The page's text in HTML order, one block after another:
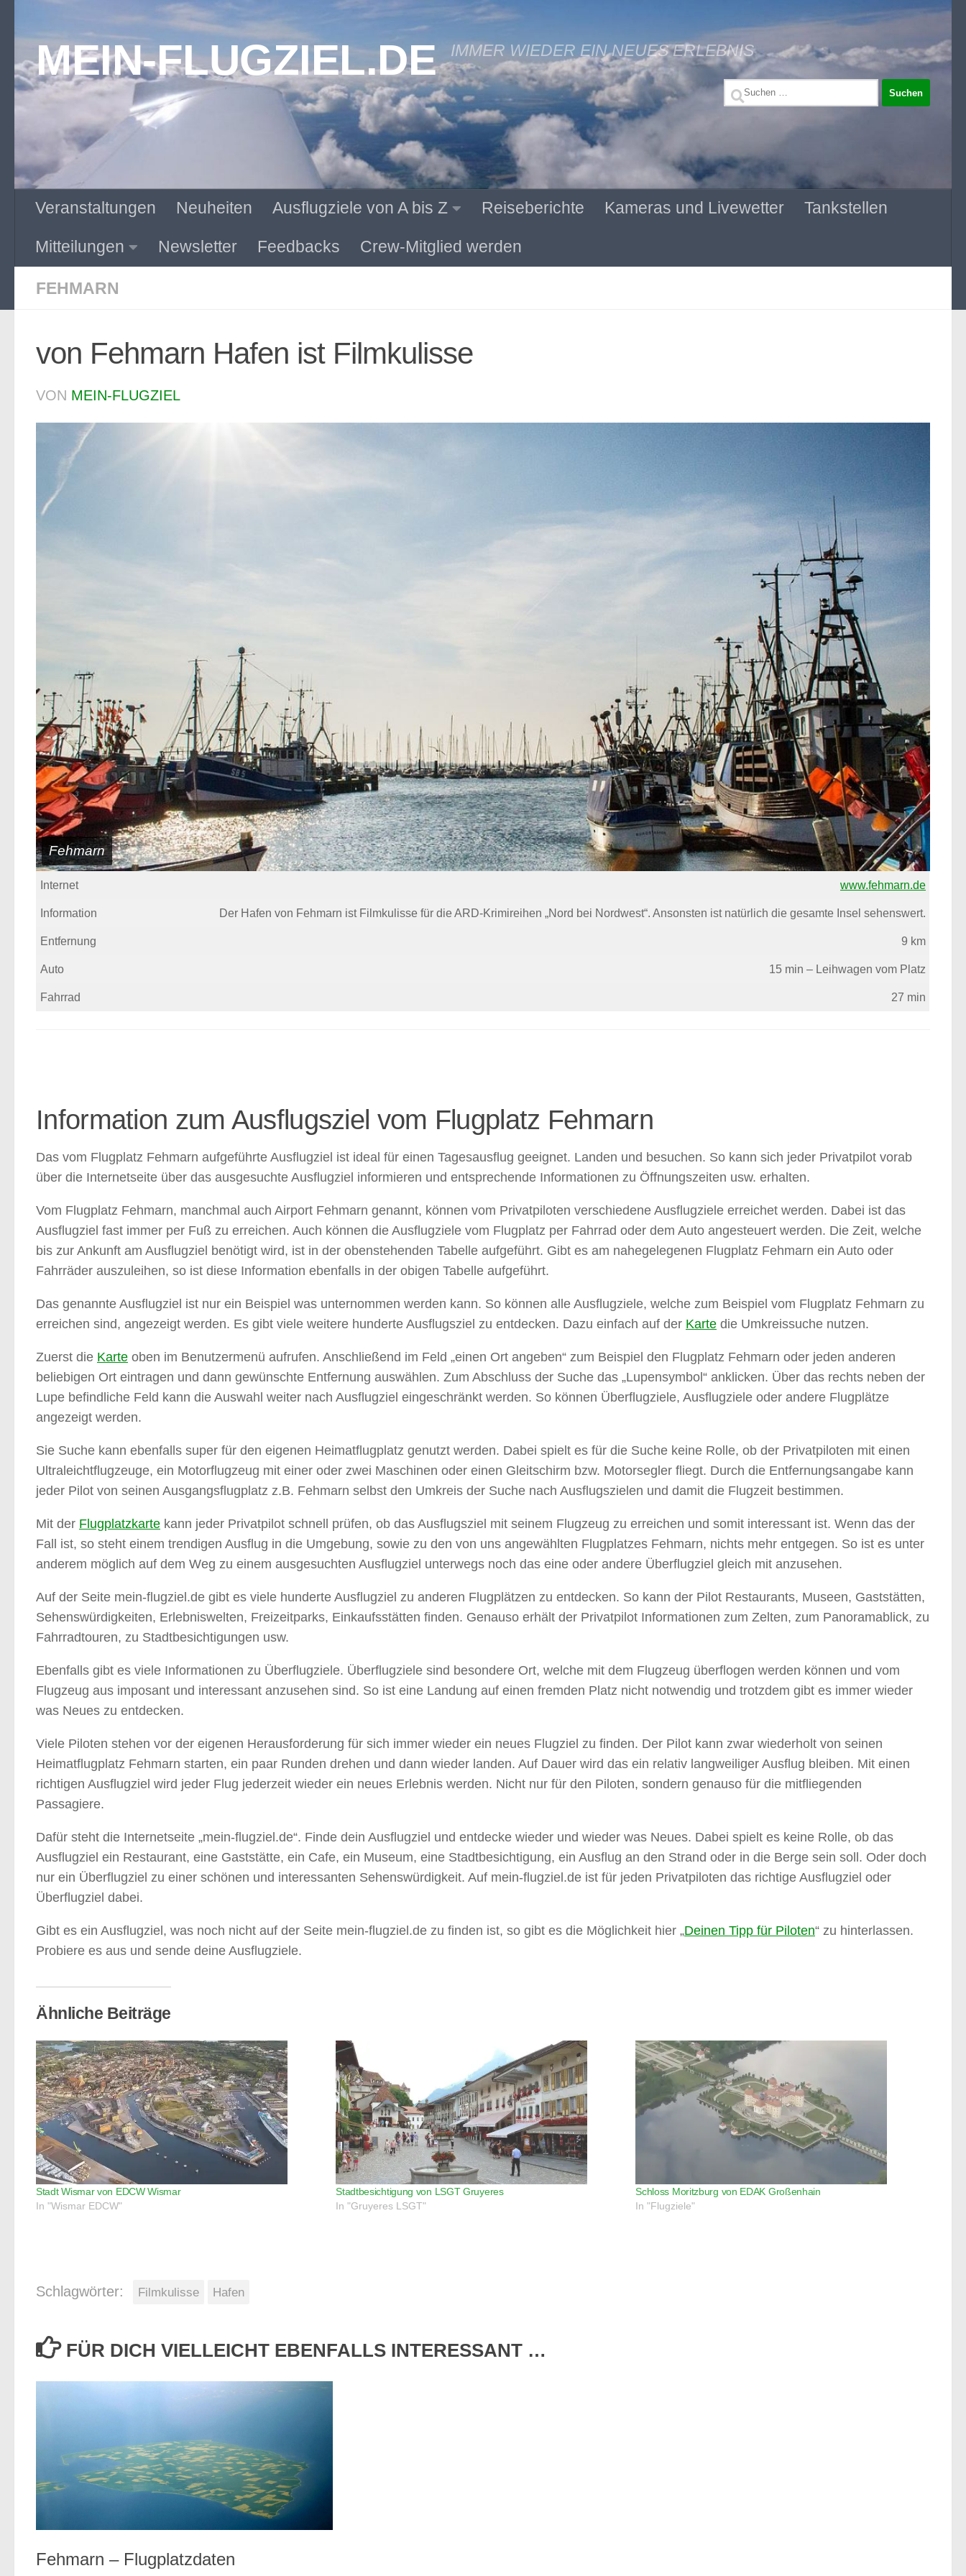
Zum Inhalt springen
MEIN-FLUGZIEL.DE IMMER WIEDER EIN NEUES ERLEBNIS
Suchen
Veranstaltungen Neuheiten Ausflugziele von A bis Z Reiseberichte Kameras und Livewetter Tankstellen
Mitteilungen Newsletter Feedbacks Crew-Mitglied werden
FEHMARN
von Fehmarn Hafen ist Filmkulisse
VON MEIN-FLUGZIEL
Fehmarn
Internet www.fehmarn.de
Information Der Hafen von Fehmarn ist Filmkulisse für die ARD-Krimireihen „Nord bei Nordwest“. Ansonsten ist natürlich die gesamte Insel sehenswert.
Entfernung 9 km
Auto 15 min – Leihwagen vom Platz
Fahrrad 27 min
Information zum Ausflugsziel vom Flugplatz Fehmarn
Das vom Flugplatz Fehmarn aufgeführte Ausflugziel ist ideal für einen Tagesausflug geeignet. Landen und besuchen. So kann sich jeder Privatpilot vorab
über die Internetseite über das ausgesuchte Ausflugziel informieren und entsprechende Informationen zu Öffnungszeiten usw. erhalten.
Vom Flugplatz Fehmarn, manchmal auch Airport Fehmarn genannt, können vom Privatpiloten verschiedene Ausflugziele erreichet werden. Dabei ist das
Ausflugziel fast immer per Fuß zu erreichen. Auch können die Ausflugziele vom Flugplatz per Fahrrad oder dem Auto angesteuert werden. Die Zeit, welche
bis zur Ankunft am Ausflugziel benötigt wird, ist in der obenstehenden Tabelle aufgeführt. Gibt es am nahegelegenen Flugplatz Fehmarn ein Auto oder
Fahrräder auszuleihen, so ist diese Information ebenfalls in der obigen Tabelle aufgeführt.
Das genannte Ausflugziel ist nur ein Beispiel was unternommen werden kann. So können alle Ausflugziele, welche zum Beispiel vom Flugplatz Fehmarn zu
erreichen sind, angezeigt werden. Es gibt viele weitere hunderte Ausflugsziel zu entdecken. Dazu einfach auf der Karte die Umkreissuche nutzen.
Zuerst die Karte oben im Benutzermenü aufrufen. Anschließend im Feld „einen Ort angeben“ zum Beispiel den Flugplatz Fehmarn oder jeden anderen
beliebigen Ort eintragen und dann gewünschte Entfernung auswählen. Zum Abschluss der Suche das „Lupensymbol“ anklicken. Über das rechts neben der
Lupe befindliche Feld kann die Auswahl weiter nach Ausflugziel eingeschränkt werden. So können Überflugziele, Ausflugziele oder andere Flugplätze
angezeigt werden.
Sie Suche kann ebenfalls super für den eigenen Heimatflugplatz genutzt werden. Dabei spielt es für die Suche keine Rolle, ob der Privatpiloten mit einen
Ultraleichtflugzeuge, ein Motorflugzeug mit einer oder zwei Maschinen oder einen Gleitschirm bzw. Motorsegler fliegt. Durch die Entfernungsangabe kann
jeder Pilot von seinen Ausgangsflugplatz z.B. Fehmarn selbst den Umkreis der Suche nach Ausflugszielen und damit die Flugzeit bestimmen.
Mit der Flugplatzkarte kann jeder Privatpilot schnell prüfen, ob das Ausflugsziel mit seinem Flugzeug zu erreichen und somit interessant ist. Wenn das der
Fall ist, so steht einem trendigen Ausflug in die Umgebung, sowie zu den von uns angewählten Flugplatzes Fehmarn, nichts mehr entgegen. So ist es unter
anderem möglich auf dem Weg zu einem ausgesuchten Ausflugziel unterwegs noch das eine oder andere Überflugziel gleich mit anzusehen.
Auf der Seite mein-flugziel.de gibt es viele hunderte Ausflugziel zu anderen Flugplätzen zu entdecken. So kann der Pilot Restaurants, Museen, Gaststätten,
Sehenswürdigkeiten, Erlebniswelten, Freizeitparks, Einkaufsstätten finden. Genauso erhält der Privatpilot Informationen zum Zelten, zum Panoramablick, zu
Fahrradtouren, zu Stadtbesichtigungen usw.
Ebenfalls gibt es viele Informationen zu Überflugziele. Überflugziele sind besondere Ort, welche mit dem Flugzeug überflogen werden können und vom
Flugzeug aus imposant und interessant anzusehen sind. So ist eine Landung auf einen fremden Platz nicht notwendig und trotzdem gibt es immer wieder
was Neues zu entdecken.
Viele Piloten stehen vor der eigenen Herausforderung für sich immer wieder ein neues Flugziel zu finden. Der Pilot kann zwar wiederholt von seinen
Heimatflugplatz Fehmarn starten, ein paar Runden drehen und dann wieder landen. Auf Dauer wird das ein relativ langweiliger Ausflug bleiben. Mit einen
richtigen Ausflugziel wird jeder Flug jederzeit wieder ein neues Erlebnis werden. Nicht nur für den Piloten, sondern genauso für die mitfliegenden
Passagiere.
Dafür steht die Internetseite „mein-flugziel.de“. Finde dein Ausflugziel und entdecke wieder und wieder was Neues. Dabei spielt es keine Rolle, ob das
Ausflugziel ein Restaurant, eine Gaststätte, ein Cafe, ein Museum, eine Stadtbesichtigung, ein Ausflug an den Strand oder in die Berge sein soll. Oder doch
nur ein Überflugziel zu einer schönen und interessanten Sehenswürdigkeit. Auf mein-flugziel.de ist für jeden Privatpiloten das richtige Ausflugziel oder
Überflugziel dabei.
Gibt es ein Ausflugziel, was noch nicht auf der Seite mein-flugziel.de zu finden ist, so gibt es die Möglichkeit hier „Deinen Tipp für Piloten“ zu hinterlassen.
Probiere es aus und sende deine Ausflugziele.
Ähnliche Beiträge
Stadt Wismar von EDCW Wismar
In "Wismar EDCW"
Stadtbesichtigung von LSGT Gruyeres
In "Gruyeres LSGT"
Schloss Moritzburg von EDAK Großenhain
In "Flugziele"
Schlagwörter: Filmkulisse Hafen
FÜR DICH VIELLEICHT EBENFALLS INTERESSANT …
Fehmarn – Flugplatzdaten